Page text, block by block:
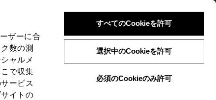
ザーに合
数の測
ャルメ
で収集
ービス
イトの
すべてのCookieを許可
選択中のCookieを許可
必須のCookieのみ許可
ログイン 検索 メニュー
メニュー